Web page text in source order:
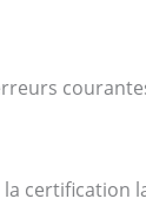
certification